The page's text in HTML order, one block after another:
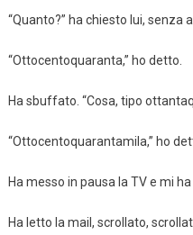
“Quanto?” ha chiesto lui, senza
“Ottocentoquaranta,” ho detto.
Ha sbuffato. “Cosa, tipo
“Ottocentoquarantamila,” ho
Ha messo in pausa la TV e mi
Ha letto la mail, scrollato,